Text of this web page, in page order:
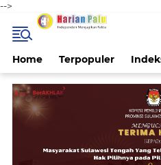
-->
Home Terpopuler